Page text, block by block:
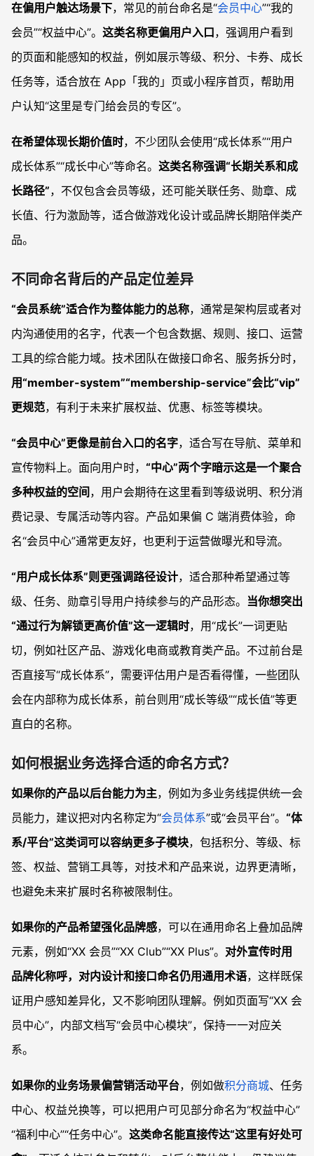
在偏用户触达场景下，常见的前台命名是“会员中心”“我的
会员”“权益中心”。 这类名称更偏用户入口，强调用户看到
的页面和能感知的权益，例如展示等级、积分、卡券、成长
任务等，适合放在 App「我的」页或小程序首页，帮助用
户认知“这里是专门给会员的专区”。
在希望体现长期价值时，不少团队会使用“成长体系”“用户
成长体系”“成长中心”等命名。 这类名称强调“长期关系和成
长路径”，不仅包含会员等级，还可能关联任务、勋章、成
长值、行为激励等，适合做游戏化设计或品牌长期陪伴类产
品。
不同命名背后的产品定位差异
“会员系统”适合作为整体能力的总称，通常是架构层或者对
内沟通使用的名字，代表一个包含数据、规则、接口、运营
工具的综合能力域。技术团队在做接口命名、服务拆分时，
用“member-system”“membership-service”会比“vip”
更规范，有利于未来扩展权益、优惠、标签等模块。
“会员中心”更像是前台入口的名字，适合写在导航、菜单和
宣传物料上。面向用户时， “中心”两个字暗示这是一个聚合
多种权益的空间 ，用户会期待在这里看到等级说明、积分消
费记录、专属活动等内容。产品如果偏 C 端消费体验，命
名“会员中心”通常更友好，也更利于运营做曝光和导流。
“用户成长体系”则更强调路径设计，适合那种希望通过等
级、任务、勋章引导用户持续参与的产品形态。 当你想突出
“通过行为解锁更高价值”这一逻辑时，用“成长”一词更贴
切，例如社区产品、游戏化电商或教育类产品。不过前台是
否直接写“成长体系”，需要评估用户是否看得懂，一些团队
会在内部称为成长体系，前台则用“成长等级”“成长值”等更
直白的名称。
如何根据业务选择合适的命名方式？
如果你的产品以后台能力为主，例如为多业务线提供统一会
员能力，建议把对内名称定为“会员体系”或“会员平台”。 “体
系/平台”这类词可以容纳更多子模块，包括积分、等级、标
签、权益、营销工具等，对技术和产品来说，边界更清晰，
也避免未来扩展时名称被限制住。
如果你的产品希望强化品牌感，可以在通用命名上叠加品牌
元素，例如“XX 会员”“XX Club”“XX Plus”。 对外宣传时用
品牌化称呼，对内设计和接口命名仍用通用术语，这样既保
证用户感知差异化，又不影响团队理解。例如页面写“XX 会
员中心”，内部文档写“会员中心模块”，保持一一对应关
系。
如果你的业务场景偏营销活动平台，例如做积分商城、任务
中心、权益兑换等，可以把用户可见部分命名为“权益中心”
“福利中心”“任务中心”。 这类命名能直接传达“这里有好处可